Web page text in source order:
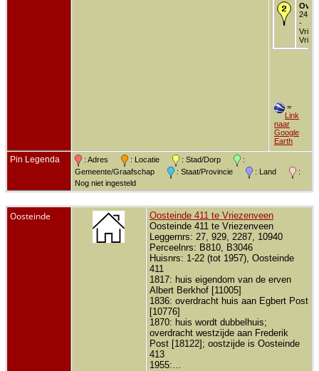
24
-
=
Link
naar
Google
Earth
Pin Legenda : Adres : Locatie : Stad/Dorp
:
Gemeente/Graafschap
: Staat/Provincie : Land
:
Nog niet ingesteld
Oosteinde
Oosteinde 411 te Vriezenveen
Oosteinde 411 te Vriezenveen
Leggernrs: 27, 929, 2287, 10940
Perceelnrs: B810, B3046
Huisnrs: 1-22 (tot 1957), Oosteinde
411
1817: huis eigendom van de erven
Albert Berkhof [11005]
1836: overdracht huis aan Egbert Post
[10776]
1870: huis wordt dubbelhuis;
overdracht westzijde aan Frederik
Post [18122]; oostzijde is Oosteinde
413
1955:…